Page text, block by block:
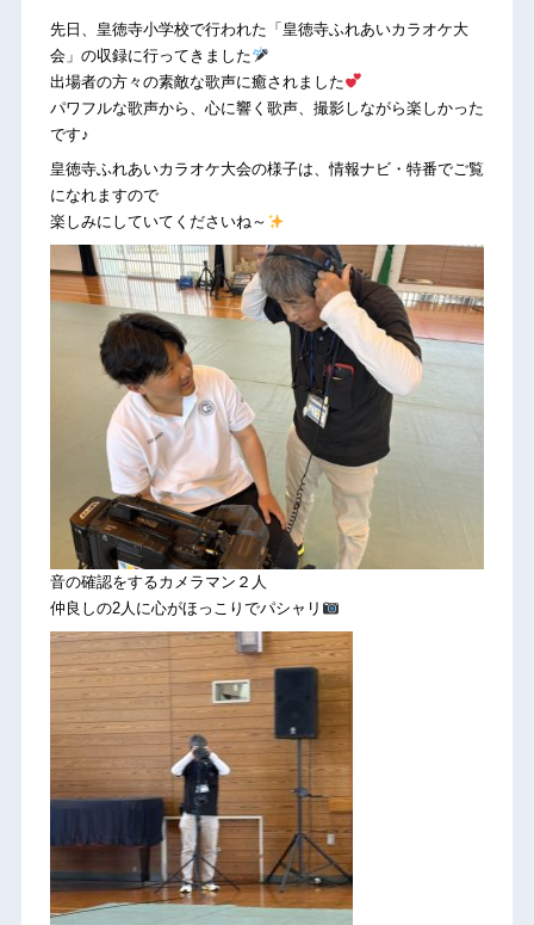
先日、皇徳寺小学校で行われた「皇徳寺ふれあいカラオケ大
会」の収録に行ってきました
出場者の方々の素敵な歌声に癒されました
パワフルな歌声から、心に響く歌声、撮影しながら楽しかった
です♪
皇徳寺ふれあいカラオケ大会の様子は、情報ナビ・特番でご覧
になれますので
楽しみにしていてくださいね～
音の確認をするカメラマン２人
仲良しの2人に心がほっこりでパシャリ